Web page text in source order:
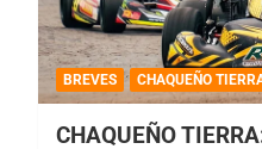
BREVES CHAQUEÑO
CHAQUEÑO